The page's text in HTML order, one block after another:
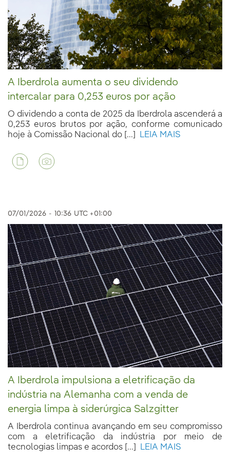
A Iberdrola aumenta o seu dividendo
intercalar para 0,253 euros por ação
O dividendo a conta de 2025 da Iberdrola ascenderá a
0,253 euros brutos por ação, conforme comunicado
hoje à Comissão Nacional do [...]
LEIA MAIS
07/01/2026 - 10:36 UTC +01:00
A Iberdrola impulsiona a eletrificação da
indústria na Alemanha com a venda de
energia limpa à siderúrgica Salzgitter
A Iberdrola continua avançando em seu compromisso
com a eletrificação da indústria por meio de
tecnologias limpas e acordos [...]
LEIA MAIS